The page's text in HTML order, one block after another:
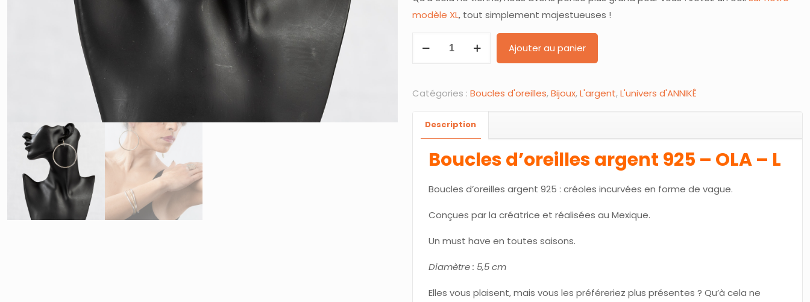
modèle XL, tout simplement majestueuses !
d'oreilles
Argent
925
Ajouter au panier
Catégories : Boucles d'oreilles,Bijoux,L'argent,L'univers d'ANNIKÊ
Description
Boucles d’oreilles argent 925 – OLA – L
Boucles d’oreilles argent 925 : créoles incurvées en forme de vague.
Conçues par la créatrice et réalisées au Mexique.
Un must have en toutes saisons.
Diamètre : 5,5 cm
Elles vous plaisent, mais vous les préféreriez plus présentes ? Qu’à cela ne